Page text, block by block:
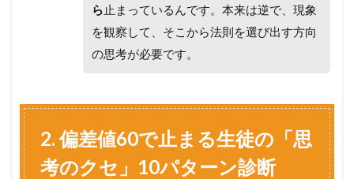
ら 止まっているんです。本来は逆で、現象
を観察して、そこから法則を選び出す方向
の思考が必要です。
2. 偏差値60で止まる生徒の「思
考のクセ」10パターン診断